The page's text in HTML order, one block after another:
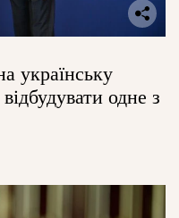
українську
одне з